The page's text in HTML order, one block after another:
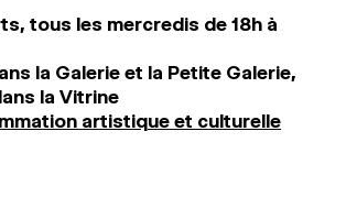
tous les mercredis de 18h à
la Galerie et la Petite Galerie,
la Vitrine
artistique et culturelle